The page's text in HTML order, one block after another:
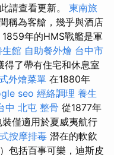
請查看更新。 東南旅
稱為客艙，幾乎與酒店
年的HMS戰艦是軍
生館 自助餐外燴 台中市
得了帶有住宅和休息室
外燴菜單 在1880年
seo 經絡調理 養生
中 北屯 整骨 從1877年
僅適用於夏威夷航行
按摩排毒 潛在的軟飲
包括百事可樂，迪斯皮